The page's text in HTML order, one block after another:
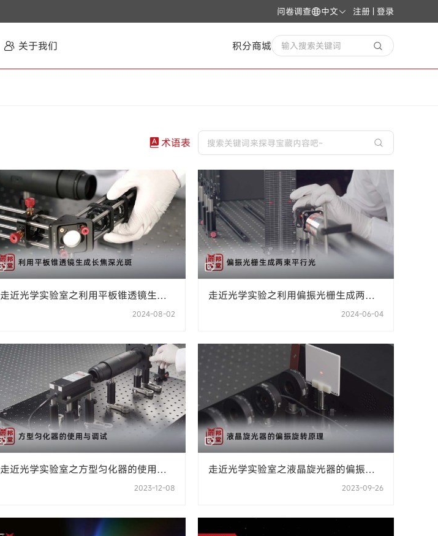
问卷调查 中文 注册 | 登录
关于我们 积分商城 输入搜索关键词
术语表
走近光学实验室之利用平板锥透镜生产
2024-08-02
走近光学实验之利用偏振光栅生成两束
2024-06-04
走近光学实验室之方型匀化器的使用与
2023-12-08
走近光学实验室之液晶旋光器的偏振旋
2023-09-26